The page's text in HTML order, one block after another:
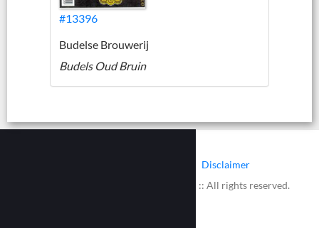
#13396
Budelse Brouwerij
Budels Oud Bruin
Disclaimer
© 2002 - 2026 :: www.bieretiketten.nl :: All rights reserved.